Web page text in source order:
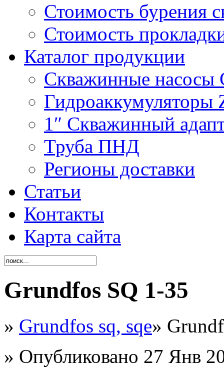
Стоимость бурения
Стоимость
Каталог продукции
Скважинные насосы
1″ Скважинный
Труба ПНД
Регионы доставки
Статьи
Контакты
Карта сайта
Grundfos SQ 1-35
» Grundfos sq, sqe»
» Опубликовано 27 Янв